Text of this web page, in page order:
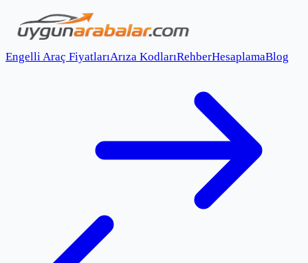
Engelli Araç FiyatlarıArıza KodlarıRehberHesaplamaBlog